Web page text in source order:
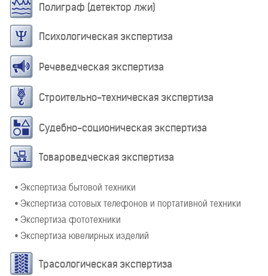
Полиграф (детектор лжи)
Психологическая экспертиза
Речеведческая экспертиза
Строительно-техническая экспертиза
Судебно-соционическая экспертиза
Товароведческая экспертиза
• Экспертиза бытовой техники
• Экспертиза сотовых телефонов и портативной техники
• Экспертиза фототехники
• Экспертиза ювелирных изделий
Трасологическая экспертиза